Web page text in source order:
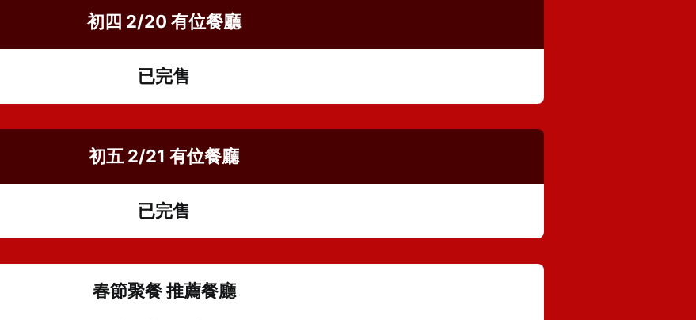
初四 2/20 有位餐廳
已完售
初五 2/21 有位餐廳
已完售
春節聚餐 推薦餐廳